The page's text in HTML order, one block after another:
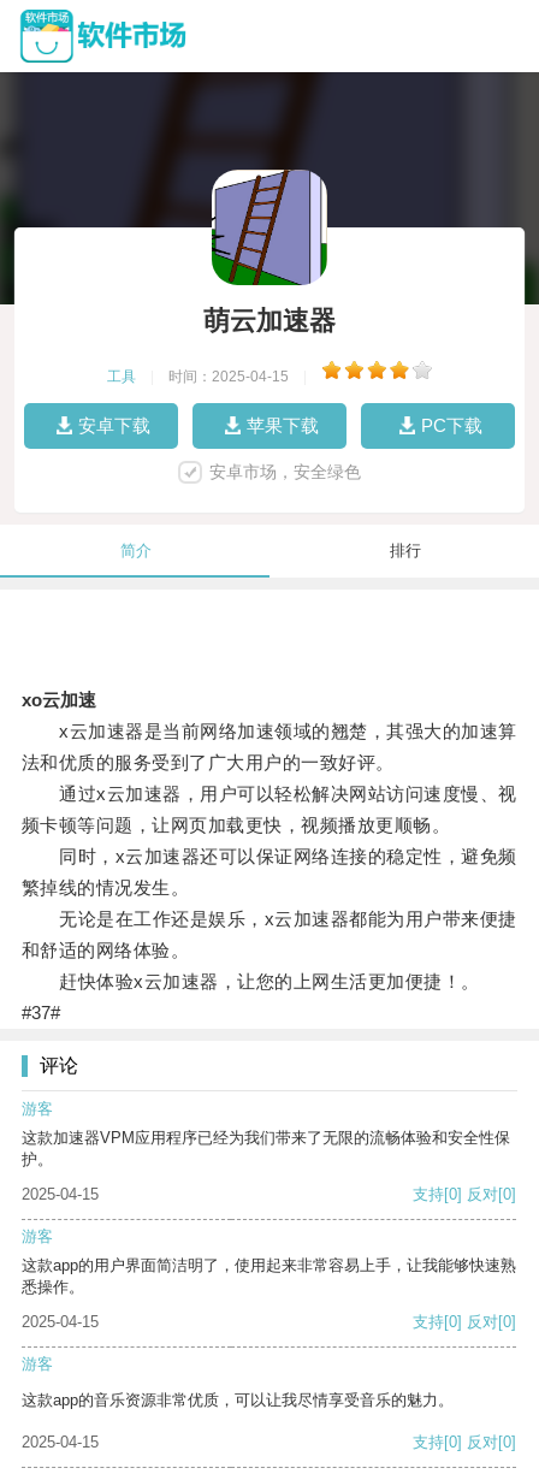
萌云加速器
工具 时间：2025-04-15
安卓下载 苹果下载 PC下载
安卓市场，安全绿色
简介 排行
xo云加速
x云加速器是当前网络加速领域的翘楚，其强大的加速算
法和优质的服务受到了广大用户的一致好评。
通过x云加速器，用户可以轻松解决网站访问速度慢、视
频卡顿等问题，让网页加载更快，视频播放更顺畅。
同时，x云加速器还可以保证网络连接的稳定性，避免频
繁掉线的情况发生。
无论是在工作还是娱乐，x云加速器都能为用户带来便捷
和舒适的网络体验。
赶快体验x云加速器，让您的上网生活更加便捷！。
#37#
评论
游客
这款加速器VPM应用程序已经为我们带来了无限的流畅体验和安全性保
护。
2025-04-15
支持[0] 反对[0]
游客
这款app的用户界面简洁明了，使用起来非常容易上手，让我能够快速熟
悉操作。
2025-04-15
支持[0] 反对[0]
游客
这款app的音乐资源非常优质，可以让我尽情享受音乐的魅力。
2025-04-15 支持[0] 反对[0]